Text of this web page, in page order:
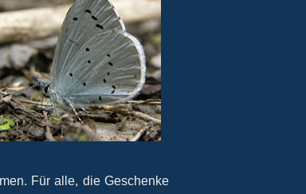
Für alle, die Geschenke